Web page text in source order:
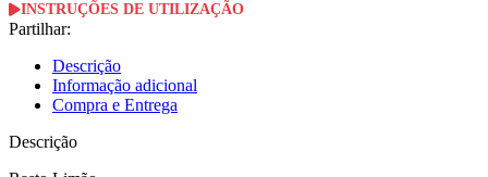
INSTRUÇÕES DE UTILIZAÇÃO
Partilhar:
Descrição
Informação adicional
Compra e Entrega
Descrição